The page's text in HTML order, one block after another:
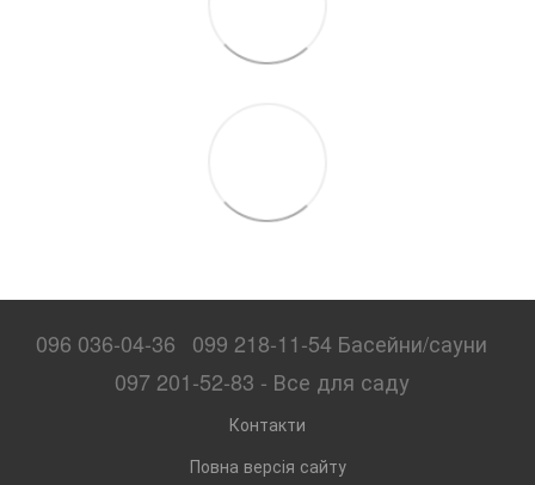
096 036-04-36
099 218-11-54 Басейни/сауни
097 201-52-83 - Все для саду
Контакти
Повна версія сайту